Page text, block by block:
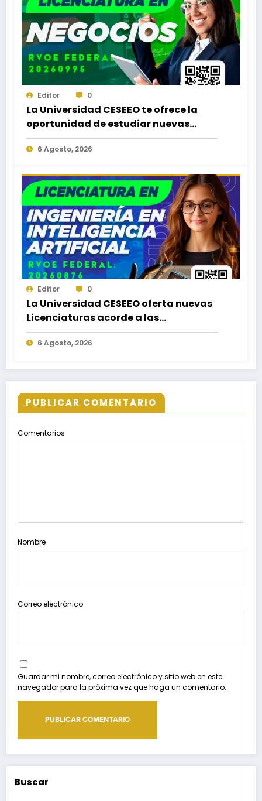
Editor 0
La Universidad CESEEO te ofrece la
oportunidad de estudiar nuevas
Licenciaturas en los Campus Oaxaca,
Puerto Escondido, Ixtepec y en la
6 Agosto, 2026
Editor 0
La Universidad CESEEO oferta nuevas
Licenciaturas acorde a las
necesidades educativas de los
egresados de escuelas del nivel medio
6 Agosto, 2026
PUBLICAR COMENTARIO
Comentarios
Nombre
Correo electrónico
Guardar mi nombre, correo electrónico y sitio web en este
navegador para la próxima vez que haga un comentario.
Buscar